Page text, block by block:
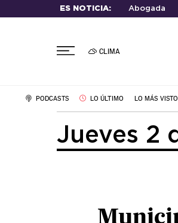
ES NOTICIA: Abogada
CLIMA
PODCASTS LO ÚLTIMO LO MÁS VISTO
Jueves 2